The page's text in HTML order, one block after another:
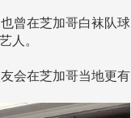
曾在芝加哥白袜队球
人。
会在芝加哥当地更有